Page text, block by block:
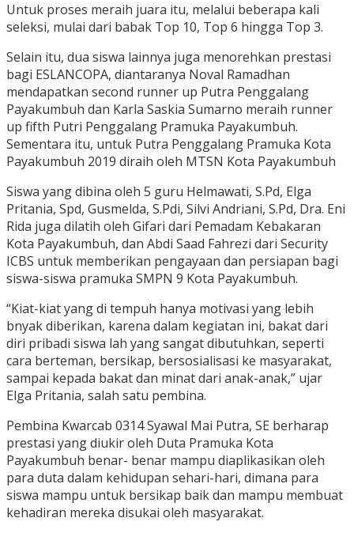
Untuk proses meraih juara itu, melalui beberapa kali
seleksi, mulai dari babak Top 10, Top 6 hingga Top 3.
Selain itu, dua siswa lainnya juga menorehkan prestasi
bagi ESLANCOPA, diantaranya Noval Ramadhan
mendapatkan second runner up Putra Penggalang
Payakumbuh dan Karla Saskia Sumarno meraih runner
up fifth Putri Penggalang Pramuka Payakumbuh.
Sementara itu, untuk Putra Penggalang Pramuka Kota
Payakumbuh 2019 diraih oleh MTSN Kota Payakumbuh
Siswa yang dibina oleh 5 guru Helmawati, S.Pd, Elga
Pritania, Spd, Gusmelda, S.Pdi, Silvi Andriani, S.Pd, Dra. Eni
Rida juga dilatih oleh Gifari dari Pemadam Kebakaran
Kota Payakumbuh, dan Abdi Saad Fahrezi dari Security
ICBS untuk memberikan pengayaan dan persiapan bagi
siswa-siswa pramuka SMPN 9 Kota Payakumbuh.
“Kiat-kiat yang di tempuh hanya motivasi yang lebih
bnyak diberikan, karena dalam kegiatan ini, bakat dari
diri pribadi siswa lah yang sangat dibutuhkan, seperti
cara berteman, bersikap, bersosialisasi ke masyarakat,
sampai kepada bakat dan minat dari anak-anak,” ujar
Elga Pritania, salah satu pembina.
Pembina Kwarcab 0314 Syawal Mai Putra, SE berharap
prestasi yang diukir oleh Duta Pramuka Kota
Payakumbuh benar- benar mampu diaplikasikan oleh
para duta dalam kehidupan sehari-hari, dimana para
siswa mampu untuk bersikap baik dan mampu membuat
kehadiran mereka disukai oleh masyarakat.